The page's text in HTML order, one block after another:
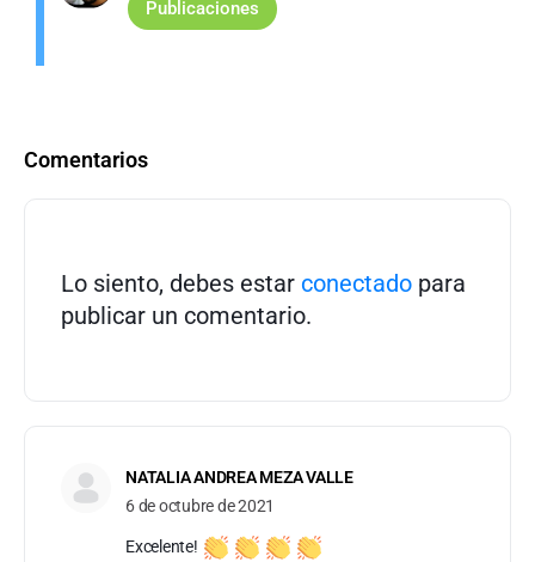
Publicaciones
Comentarios
Lo siento, debes estar conectado para
publicar un comentario.
NATALIA ANDREA MEZA VALLE
6 de octubre de 2021
Excelente!